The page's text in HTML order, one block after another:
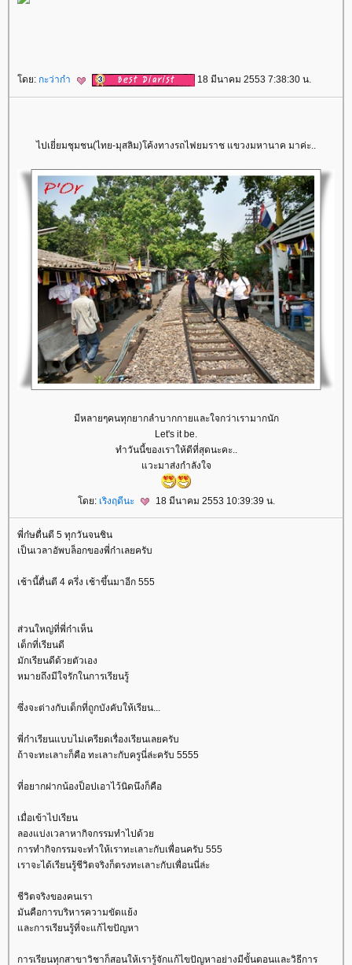
ดย: กะว่าก๋า 18 มีนาคม 2553 7:38:30 น.
ไปเยี่ยมชุมชน(ไทย-มุสลิม)โค้งทางรถไฟยมราช แขวงมหานาค มาค่ะ..
มีหลายๆคนทุกยากลำบากกายและใจกว่าเรามากนัก
Let's it be.
ทำวันนี้ของเราให้ดีที่สุดนะคะ..
วะมาส่งกำลังใจ
ดย: เริงฤดีนะ 18 มีนาคม 2553 10:39:39 น.
พี่ก๋ษตื่นตี 5 ทุกวันจนชิน
เป็นเวลาอัพบล็อกของพี่ก๋าเลยครับ
เช้านี้ตื่นตี 4 ครึ่ง เช้าขึ้นมาอีก 555
ส่วนใหญ่ที่พี่ก๋าเห็น
เด็กที่เรียนดี
มักเรียนดีด้วยตัวเอง
หมายถึงมีใจรักในการเรียนรู้
ซึ่งจะต่างกับเด็กที่ถูกบังคับให้เรียน...
พี่ก๋าเรียนแบบไม่เครียดเรื่องเรียนเลยครับ
ถ้าจะทะเลาะก็คือ ทะเลาะกับครูนี่ล่ะครับ 5555
ที่อยากฝากน้องป็อปเอาไว้นิดนึงก็คือ
เมื่อเข้าไปเรียน
ลองแบ่งเวลาหากิจกรรมทำไปด้ว
การทำกิจกรรมจะทำให้เราทะเลาะกับเพื่อนครับ 555
เราจะได้เรียนรู้ชีวิตจริงก็ตรงทะเลาะกับเพื่อนนี่ล่ะ
ชีวิตจริงของคนเรา
มันคือการบริหารความขัดแย้ง
ละการเรียนรู้ที่จะแก้ไขปัญหา
การเรียนทุกสาขาวิชาก็สอนให้เรารู้จักแก้ไขปัญหาอย่างมีขั้นตอนและวิธีการ